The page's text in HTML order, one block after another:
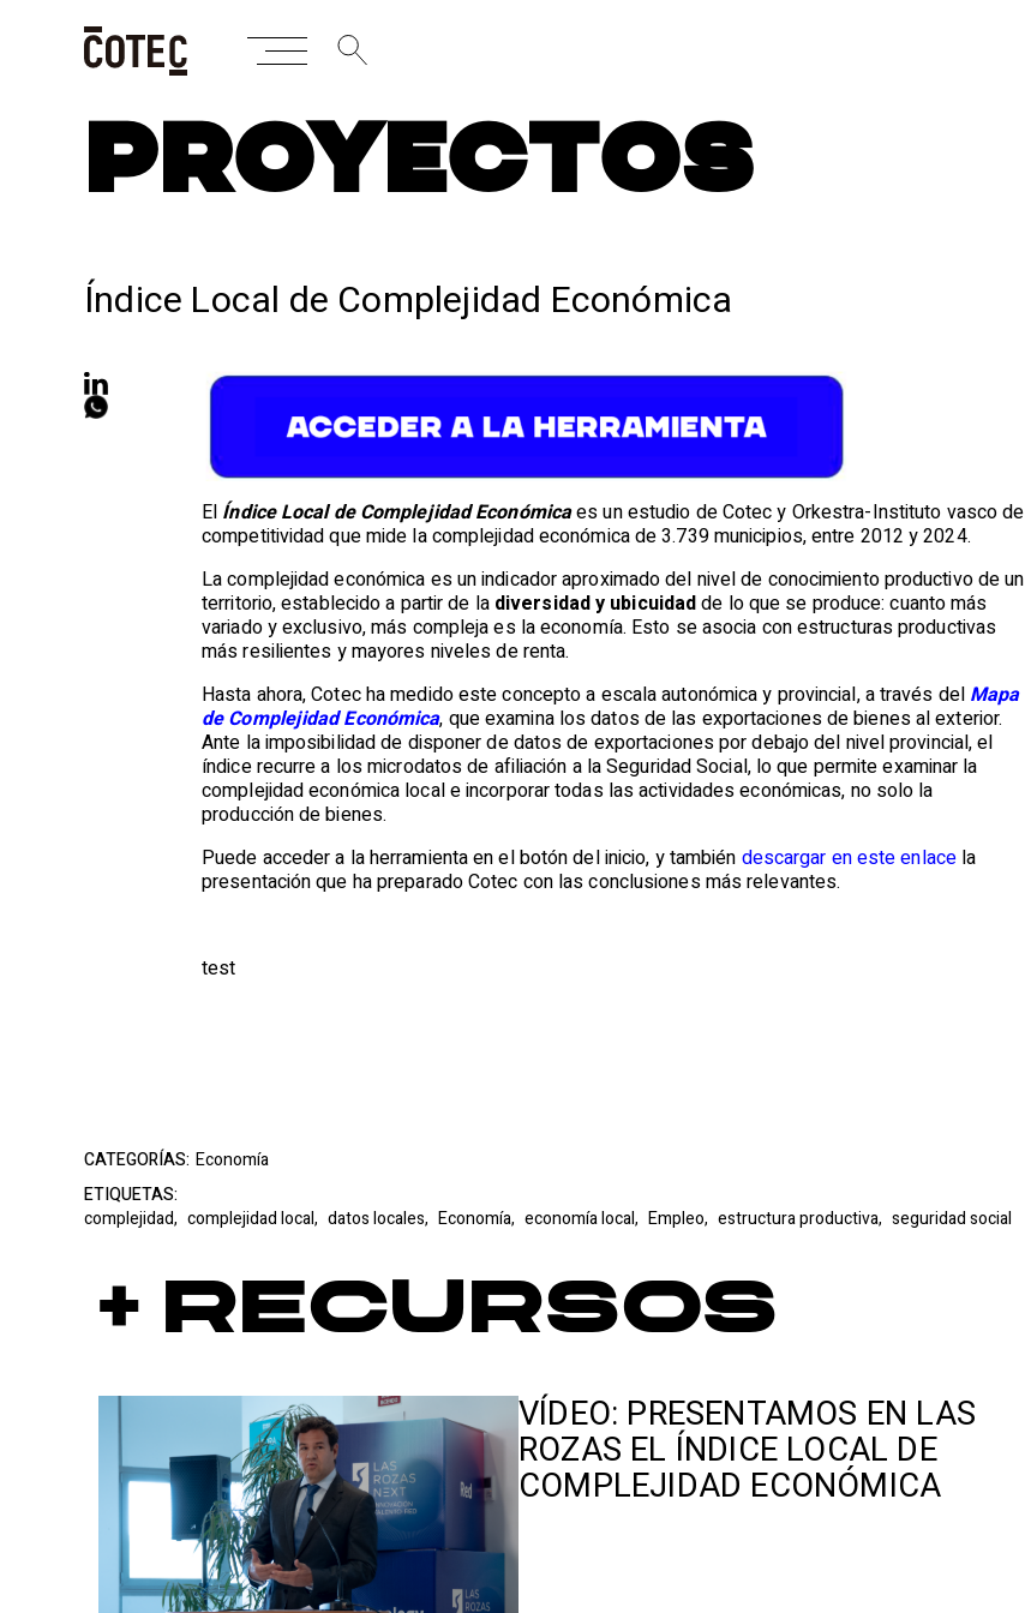
PROYECTOS
Índice Local de Complejidad Económica
El Índice Local de Complejidad Económicaes un estudio de Cotec y Orkestra-Instituto vasco de
competitividad que mide la complejidad económica de 3.739 municipios, entre 2012 y 2024.
La complejidad económica es un indicador aproximado del nivel de conocimiento productivo de un
territorio, establecido a partir de la diversidad y ubicuidadde lo que se produce: cuanto más
variado y exclusivo, más compleja es la economía. Esto se asocia con estructuras productivas
más resilientes y mayores niveles de renta.
Hasta ahora, Cotec ha medido este concepto a escala autonómica y provincial, a través del Mapa
de Complejidad Económica, que examina los datos de las exportaciones de bienes al exterior.
Ante la imposibilidad de disponer de datos de exportaciones por debajo del nivel provincial, el
índice recurre a los microdatos de afiliación a la Seguridad Social, lo que permite examinar la
complejidad económica local e incorporar todas las actividades económicas, no solo la
producción de bienes.
Puede acceder a la herramienta en el botón del inicio, y también descargar en este enlacela
presentación que ha preparado Cotec con las conclusiones más relevantes.
test
CATEGORÍAS: Economía
ETIQUETAS:
complejidad, complejidad local, datos locales, Economía, economía local, Empleo, estructura productiva, seguridad social
+ Recursos
VÍDEO: PRESENTAMOS EN LAS
ROZAS EL ÍNDICE LOCAL DE
COMPLEJIDAD ECONÓMICA